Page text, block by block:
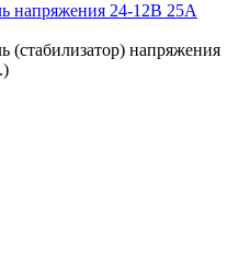
напряжения 24-12В 25А
(стабилизатор) напряжения